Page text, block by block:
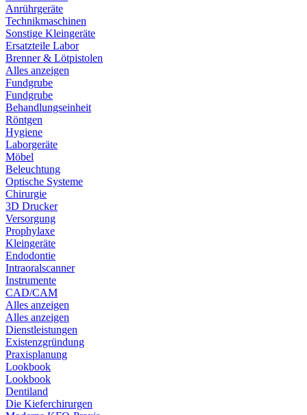
Anrührgeräte
Technikmaschinen
Sonstige Kleingeräte
Ersatzteile Labor
Brenner & Lötpistolen
Alles anzeigen
Fundgrube
Fundgrube
Behandlungseinheit
Röntgen
Hygiene
Laborgeräte
Möbel
Beleuchtung
Optische Systeme
Chirurgie
3D Drucker
Versorgung
Prophylaxe
Kleingeräte
Endodontie
Intraoralscanner
Instrumente
CAD/CAM
Alles anzeigen
Alles anzeigen
Dienstleistungen
Existenzgründung
Praxisplanung
Lookbook
Lookbook
Dentiland
Die Kieferchirurgen